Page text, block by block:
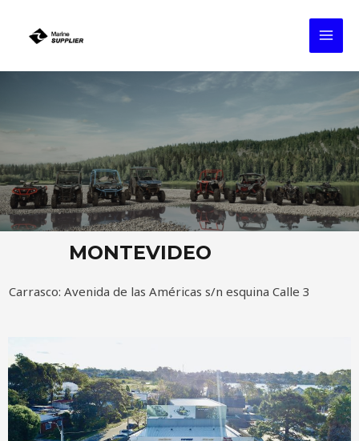
MONTEVIDEO
Carrasco: Avenida de las Américas s/n esquina Calle 3